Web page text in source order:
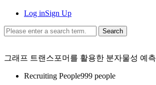
Log inSign Up
Search
그래프 트랜스포머를 활용한 분자물성 예측
Recruiting People999 people